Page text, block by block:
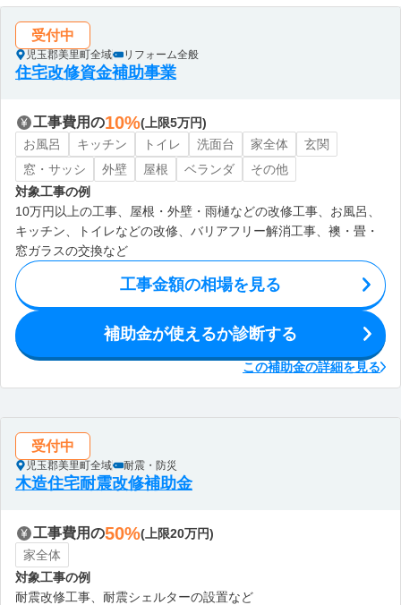
受付中
児玉郡美里町全域 リフォーム全般
住宅改修資金補助事業
工事費用の10%(上限5万円)
お風呂
キッチン トイレ 洗面台 家全体
玄関
窓・サッシ
外壁 屋根 ベランダ
その他
対象工事の例
10万円以上の工事、屋根・外壁・雨樋などの改修工事、お風呂、
キッチン、トイレなどの改修、バリアフリー解消工事、襖・畳・
窓ガラスの交換など
工事金額の相場を見る
補助金が使えるか診断する
この補助金の詳細を見る
受付中
児玉郡美里町全域 耐震・防災
木造住宅耐震改修補助金
工事費用の50%(上限20万円)
家全体
対象工事の例
耐震改修工事、耐震シェルターの設置など